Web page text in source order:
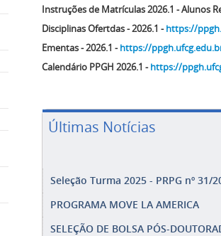
Instruções de Matrículas 2026.1 - Alunos
Disciplinas Ofertdas - 2026.1 -https://
Ementas - 2026.1 -https://
Calendário PPGH 2026.1 -https://
Últimas Notícias
Seleção Turma 2025 - PRPG nº 31/
PROGRAMA MOVE LA AMERICA
SELEÇÃO DE BOLSA PÓS-